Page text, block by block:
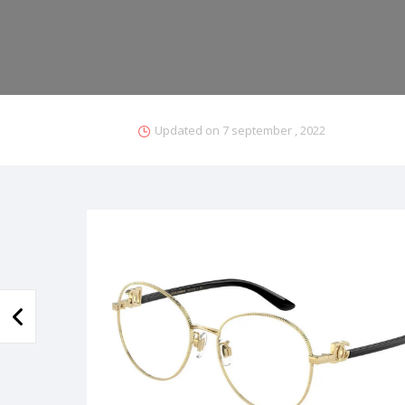
Updated on 7 september , 2022